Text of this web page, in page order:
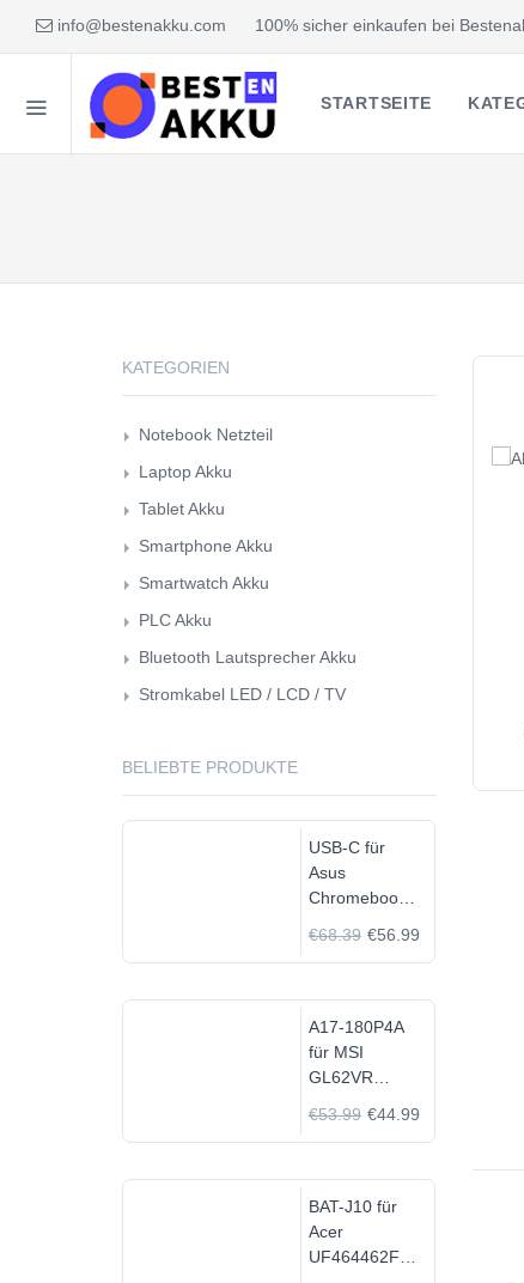
info@bestenakku.com 100% sicher einkaufen bei
STARTSEITE
KATEGORIEN
Notebook Netzteil
Laptop Akku
Tablet Akku
Smartphone Akku
Smartwatch Akku
PLC Akku
Bluetooth Lautsprecher Akku
Stromkabel LED / LCD / TV
BELIEBTE PRODUKTE
USB-C für
Asus
Chromebook
€68.39 €56.99
A17-180P4A
für MSI
GL62VR
€53.99 €44.99
BAT-J10 für
Acer
UF464462F